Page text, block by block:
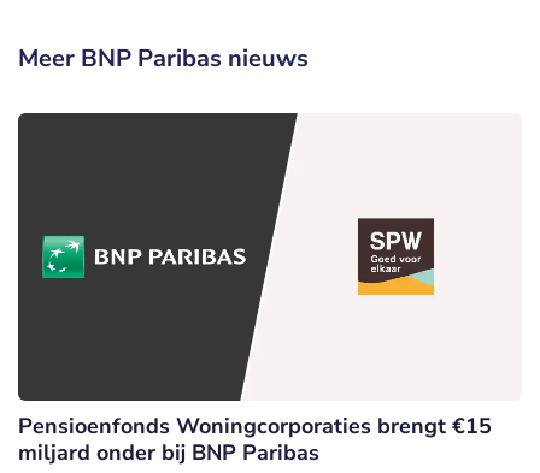
Meer BNP Paribas nieuws
Pensioenfonds Woningcorporaties brengt €15
miljard onder bij BNP Paribas